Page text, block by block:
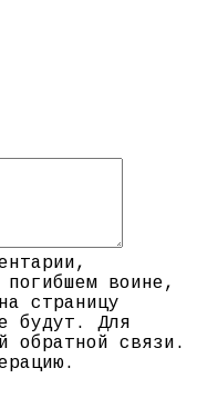
воине,
страницу
будут. Для
обратной связи.